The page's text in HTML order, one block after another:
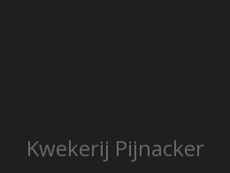
Kwekerij Pijnacker